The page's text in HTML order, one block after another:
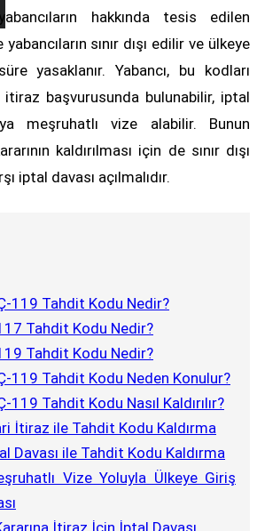
hakkında tesis edilen
sınır dışı edilir ve ülkeye
yasaklanır. Yabancı, bu kodları
itiraz başvurusunda bulunabilir, iptal
meşruhatlı vize alabilir. Bunun
kaldırılması için de sınır dışı
iptal davası açılmalıdır.
119 Tahdit Kodu Nedir?
Tahdit Kodu Nedir?
Tahdit Kodu Nedir?
119 Tahdit Kodu Neden Konulur?
119 Tahdit Kodu Nasıl Kaldırılır?
İtiraz ile Tahdit Kodu Kaldırma
Davası ile Tahdit Kodu Kaldırma
Vize Yoluyla Ülkeye Giriş
Kararına İtiraz İçin İptal Davası